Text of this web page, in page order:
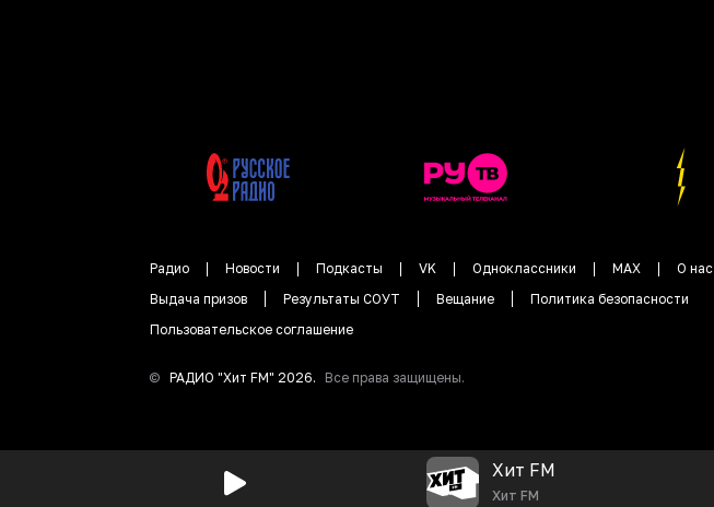
Радио Новости Подкасты VK Одноклассники MAX О нас
Выдача призов
Результаты СОУТ Вещание
Политика безопасности
Пользовательское соглашение
© РАДИО "Хит FM" 2026. Все права защищены.
Хит FM
Хит FM